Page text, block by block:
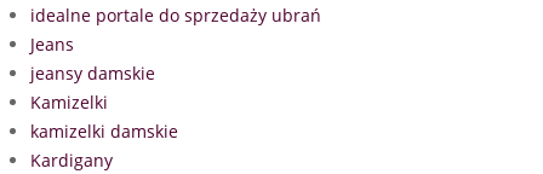
idealne portale do sprzedaży ubrań
Jeans
jeansy damskie
Kamizelki
kamizelki damskie
Kardigany